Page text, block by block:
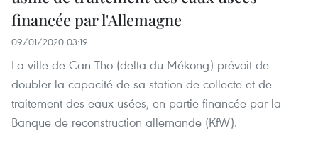
financée par l'Allemagne
09/01/2020 03:19
La ville de Can Tho (delta du Mékong) prévoit de
doubler la capacité de sa station de collecte et de
traitement des eaux usées, en partie financée par la
Banque de reconstruction allemande (KfW).